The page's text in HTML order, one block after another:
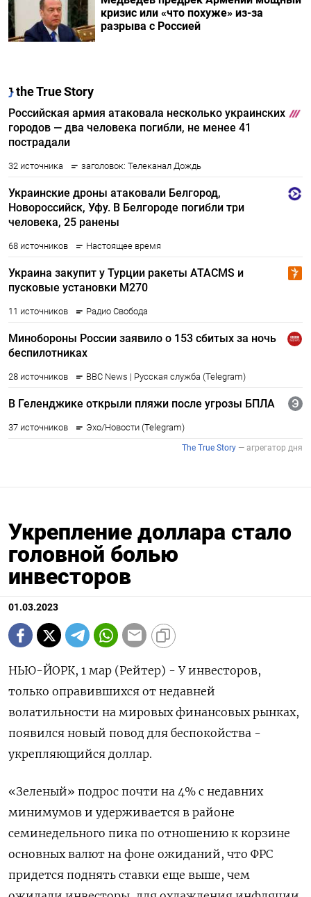
кризис или «что похуже» из-за
разрыва с Россией
Укрепление доллара стало
головной болью
инвесторов
01.03.2023
НЬЮ-ЙОРК, 1 мар (Рейтер) - У инвесторов,
только оправившихся от недавней
волатильности на мировых финансовых рынках,
появился новый повод для беспокойства -
укрепляющийся доллар.
«Зеленый» подрос почти на 4% с недавних
минимумов и удерживается в районе
семинедельного пика по отношению к корзине
основных валют на фоне ожиданий, что ФРС
придется поднять ставки еще выше, чем